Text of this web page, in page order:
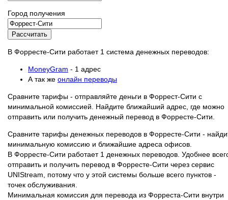
Город получения
Рассчитать
В Форресте-Сити работает 1 система денежных переводов:
MoneyGram - 1 адрес
А так же онлайн переводы
Сравните тарифы - отправляйте деньги в Форрест-Сити с
минимальной комиссией. Найдите ближайший адрес, где можно
отправить или получить денежный перевод в Форресте-Сити.
Сравните тарифы денежных переводов в Форресте-Сити -
минимальную комиссию и ближайшие адреса офисов.
В Форресте-Сити работает 1 денежных переводов. Удобнее
отправить и получить перевод в Форресте-Сити через сервис
UNIStream, потому что у этой системы больше всего пунктов -
точек обслуживания.
Минимальная комиссия для перевода из Форреста-Сити внутри